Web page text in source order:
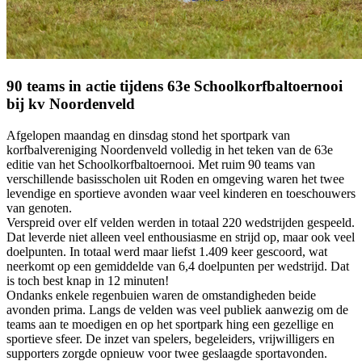
90 teams in actie tijdens 63e Schoolkorfbaltoernooi
bij kv Noordenveld
Afgelopen maandag en dinsdag stond het sportpark van
korfbalvereniging Noordenveld volledig in het teken van de 63e
editie van het Schoolkorfbaltoernooi. Met ruim 90 teams van
verschillende basisscholen uit Roden en omgeving waren het twee
levendige en sportieve avonden waar veel kinderen en toeschouwers
van genoten.
Verspreid over elf velden werden in totaal 220 wedstrijden gespeeld.
Dat leverde niet alleen veel enthousiasme en strijd op, maar ook veel
doelpunten. In totaal werd maar liefst 1.409 keer gescoord, wat
neerkomt op een gemiddelde van 6,4 doelpunten per wedstrijd. Dat
is toch best knap in 12 minuten!
Ondanks enkele regenbuien waren de omstandigheden beide
avonden prima. Langs de velden was veel publiek aanwezig om de
teams aan te moedigen en op het sportpark hing een gezellige en
sportieve sfeer. De inzet van spelers, begeleiders, vrijwilligers en
supporters zorgde opnieuw voor twee geslaagde sportavonden.